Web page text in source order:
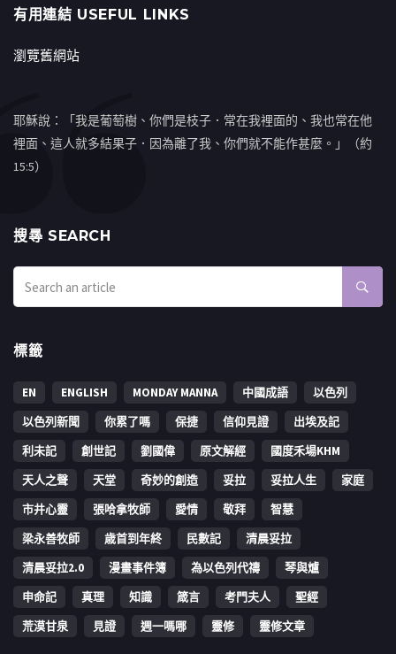
有用連結 USEFUL LINKS
瀏覽舊網站
耶穌說：「我是葡萄樹、你們是枝子．常在我裡面的、我也常在他
裡面、這人就多結果子．因為離了我、你們就不能作甚麼。」（約
15:5）
搜㝷 SEARCH
標籤
EN ENGLISH MONDAY MANNA 中國成語
以色列
以色列新聞
你累了嗎 保捷 信仰見證
出埃及記
利未記
創世記 劉國偉 原文解經
國度禾場KHM
天人之聲
天堂 奇妙的創造 妥拉 妥拉人生
家庭
市井心靈
張哈拿牧師 愛情 敬拜
智慧
梁永善牧師
歳首到年終 民數記
清晨妥拉
清晨妥拉2.0
漫畫事件簿 為以色列代禱
琴與爐
申命記
真理 知識 箴言 考門夫人
聖經
荒漠甘泉
見證 週一嗎哪 靈修 靈修文章